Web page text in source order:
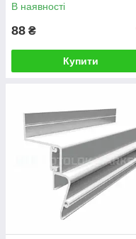
В наявності
88 ₴
Купити